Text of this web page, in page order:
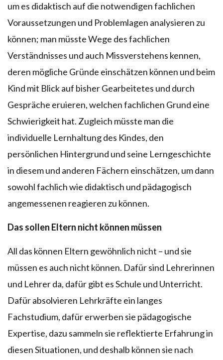
um es didaktisch auf die notwendigen fachlichen
Voraussetzungen und Problemlagen analysieren zu
können; man müsste Wege des fachlichen
Verständnisses und auch Missverstehens kennen,
deren mögliche Gründe einschätzen können und beim
Kind mit Blick auf bisher Gearbeitetes und durch
Gespräche eruieren, welchen fachlichen Grund eine
Schwierigkeit hat. Zugleich müsste man die
individuelle Lernhaltung des Kindes, den
persönlichen Hintergrund und seine Lerngeschichte
in diesem und anderen Fächern einschätzen, um dann
sowohl fachlich wie didaktisch und pädagogisch
angemessenen reagieren zu können.
Das sollen Eltern nicht können müssen
All das können Eltern gewöhnlich nicht – und sie
müssen es auch nicht können. Dafür sind Lehrerinnen
und Lehrer da, dafür gibt es Schule und Unterricht.
Dafür absolvieren Lehrkräfte ein langes
Fachstudium, dafür erwerben sie pädagogische
Expertise, dazu sammeln sie reflektierte Erfahrung in
diesen Situationen, und deshalb können sie nach